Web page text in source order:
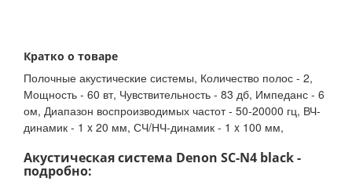
Кратко о товаре
Полочные акустические системы, Количество полос - 2,
Мощность - 60 вт, Чувствительность - 83 дб, Импеданс - 6
ом, Диапазон воспроизводимых частот - 50-20000 гц, ВЧ-
динамик - 1 x 20 мм, СЧ/НЧ-динамик - 1 x 100 мм,
Акустическая система Denon SC-N4 black -
подробно: